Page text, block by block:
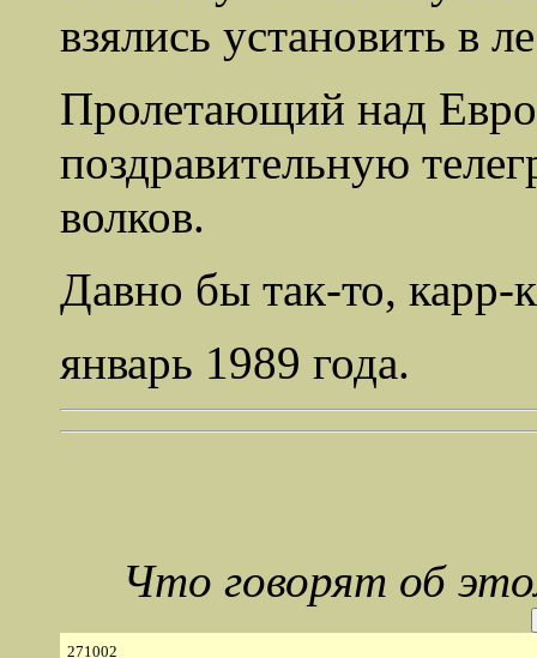
взялись установить в
Пролетающий над
поздравительную
волков.
Давно бы так-то, карр-
январь 1989 года.
Что говорят об
271002